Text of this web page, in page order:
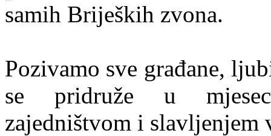
samih Brijeških zvona.
Pozivamo sve građane,
se pridruže u
zajedništvom i slavljenjem